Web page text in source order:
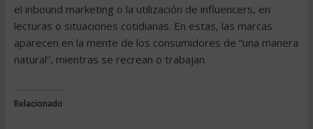
el inbound marketing o la utilización de influencers, en
lecturas o situaciones cotidianas. En estas, las marcas
aparecen en la mente de los consumidores de “una manera
natural”, mientras se recrean o trabajan.
Relacionado